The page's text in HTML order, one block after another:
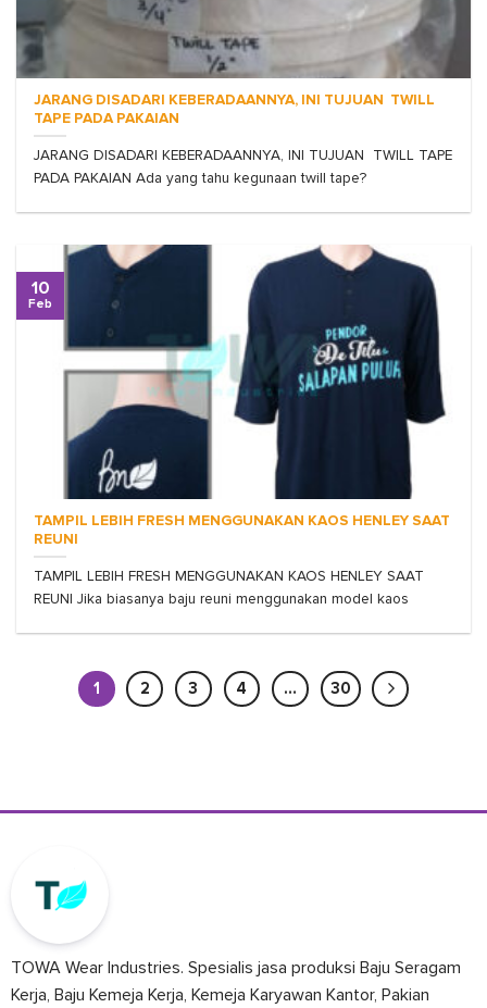
JARANG DISADARI KEBERADAANNYA, INI TUJUAN TWILL
TAPE PADA PAKAIAN
JARANG DISADARI KEBERADAANNYA, INI TUJUAN TWILL TAPE
PADA PAKAIAN Ada yang tahu kegunaan twill tape?
TAMPIL LEBIH FRESH MENGGUNAKAN KAOS HENLEY SAAT
REUNI
TAMPIL LEBIH FRESH MENGGUNAKAN KAOS HENLEY SAAT
REUNI Jika biasanya baju reuni menggunakan model kaos
10
Feb
1 2 3 4 … 30
TOWA Wear Industries. Spesialis jasa produksi Baju Seragam
Kerja, Baju Kemeja Kerja, Kemeja Karyawan Kantor, Pakian